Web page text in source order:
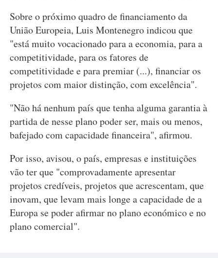
Sobre o próximo quadro de financiamento da
União Europeia, Luis Montenegro indicou que
"está muito vocacionado para a economia, para a
competitividade, para os fatores de
competitividade e para premiar (...), financiar os
projetos com maior distinção, com excelência".
"Não há nenhum país que tenha alguma garantia à
partida de nesse plano poder ser, mais ou menos,
bafejado com capacidade financeira", afirmou.
Por isso, avisou, o país, empresas e instituições
vão ter que "comprovadamente apresentar
projetos credíveis, projetos que acrescentam, que
inovam, que levam mais longe a capacidade de a
Europa se poder afirmar no plano económico e no
plano comercial".